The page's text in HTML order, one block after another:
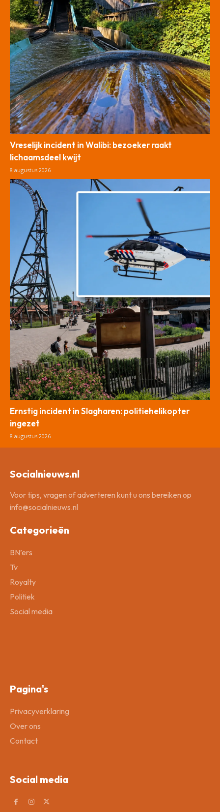
Vreselijk incident in Walibi: bezoeker raakt
lichaamsdeel kwijt
8 augustus 2026
Ernstig incident in Slagharen: politiehelikopter
ingezet
8 augustus 2026
Socialnieuws.nl
Voor tips, vragen of adverteren kunt u ons bereiken op
info@socialnieuws.nl
Categorieën
BN’ers
Tv
Royalty
Politiek
Social media
Pagina's
Privacyverklaring
Over ons
Contact
Social media